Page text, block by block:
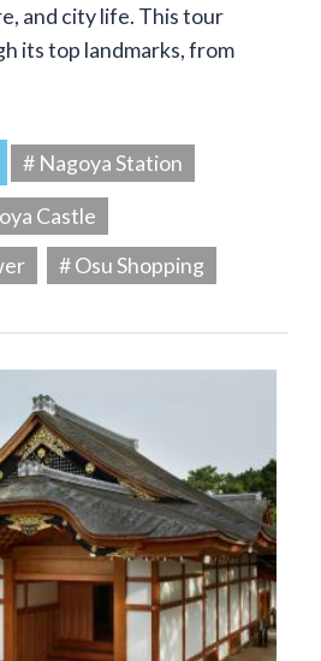
and city life. This tour
its top landmarks, from
# Nagoya Station
Castle
# Osu Shopping